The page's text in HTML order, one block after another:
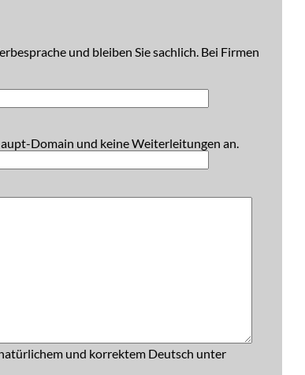
und bleiben Sie sachlich. Bei Firmen
Domain und keine Weiterleitungen an.
und korrektem Deutsch unter